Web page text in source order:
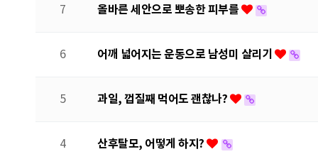
7 올바른 세안으로 뽀송한 피부를
6 어깨 넓어지는 운동으로 남성미 살리기
5 과일, 껍질째 먹어도 괜찮나?
4 산후탈모, 어떻게 하지?